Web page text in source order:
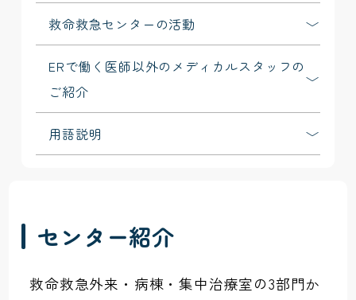
救命救急センターの活動
ERで働く医師以外のメディカルスタッフの
ご紹介
用語説明
センター紹介
救命救急外来・病棟・集中治療室の3部門か